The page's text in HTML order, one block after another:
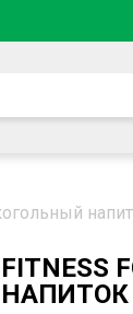
НАПИТОК